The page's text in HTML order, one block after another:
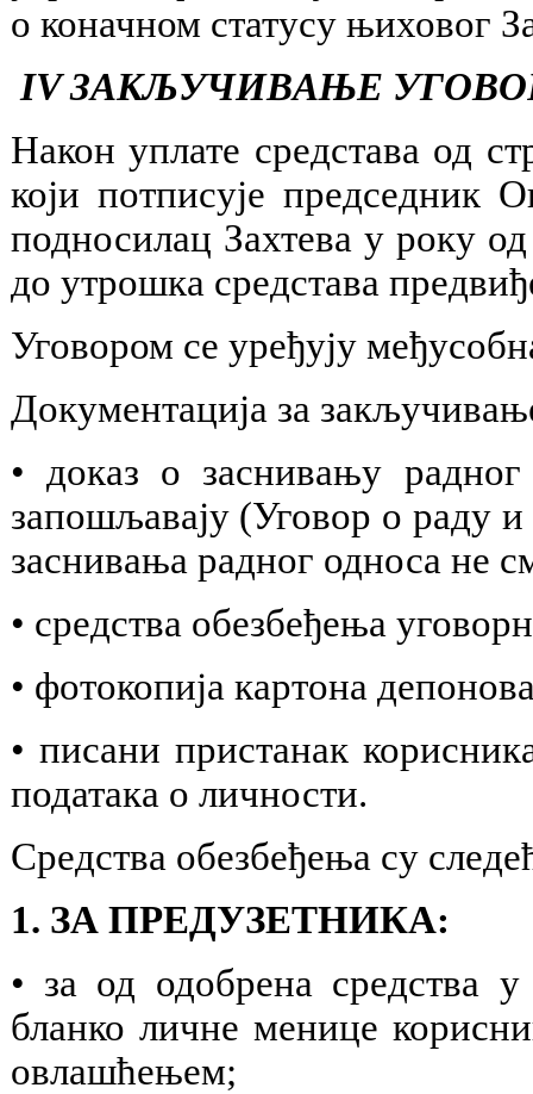
о коначном статусу њиховог
IV ЗАКЉУЧИВАЊЕ
Након уплате средстава од
који потписује
подносилац Захтева у року
до утрошка средстава
Уговором се уређују
Документација за
• доказ о заснивању
запошљавају (Уговор о раду
заснивања радног односа не
• средства обезбеђења
• фотокопија картона
• писани пристанак
података о личности.
Средства обезбеђења су
1. ЗА ПРЕДУЗЕТНИКА:
• за од одобрена средства
бланко личне менице
овлашћењем;